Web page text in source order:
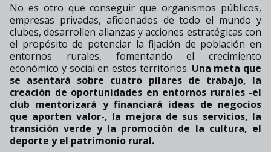
No es otro que conseguir que organismos públicos,
empresas privadas, aficionados de todo el mundo y
clubes, desarrollen alianzas y acciones estratégicas con
el propósito de potenciar la fijación de población en
entornos rurales, fomentando el crecimiento
económico y social en estos territorios. Una meta que
se asentará sobre cuatro pilares de trabajo, la
creación de oportunidades en entornos rurales -el
club mentorizará y financiará ideas de negocios
que aporten valor-, la mejora de sus servicios, la
transición verde y la promoción de la cultura, el
deporte y el patrimonio rural.